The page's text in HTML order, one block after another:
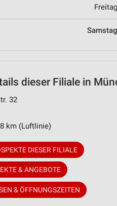
Freitag
Samstag
dieser Filiale in
32
km (Luftlinie)
DIESER FILIALE
& ANGEBOTE
& ÖFFNUNGSZEITEN